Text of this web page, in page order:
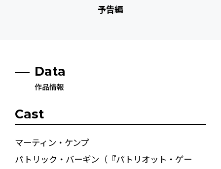
予告編
Data
作品情報
Cast
マーティン・ケンプ
パトリック・バーギン（『パトリオット・ゲー